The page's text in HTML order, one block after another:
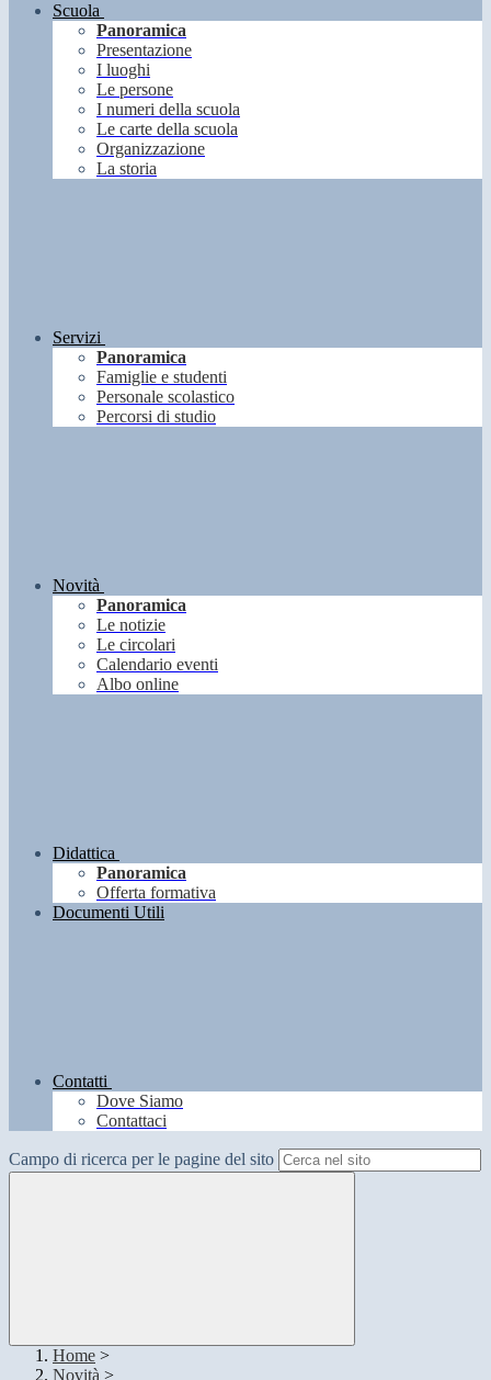
Scuola
Panoramica
Presentazione
I luoghi
Le persone
I numeri della scuola
Le carte della scuola
Organizzazione
La storia
Servizi
Panoramica
Famiglie e studenti
Personale scolastico
Percorsi di studio
Novità
Panoramica
Le notizie
Le circolari
Calendario eventi
Albo online
Didattica
Panoramica
Offerta formativa
Documenti Utili
Contatti
Dove Siamo
Contattaci
Campo di ricerca per le pagine del sito
Home >
Novità >